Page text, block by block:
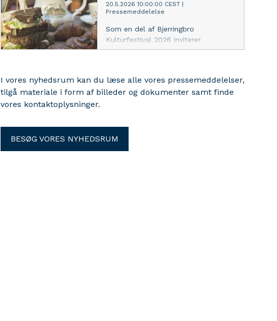
20.5.2026 10:00:00 CEST
Pressemeddelelse
Som en del af Bjerringbro
Kulturfestival 2026 inviterer
Bjerringbro Bibliotek til britisk hygge
og kreativ hygge for familier i
aktivitetsvognen Trille mandag,
I vores nyhedsrum kan du læse alle vores pressemeddelelser,
tilgå materiale i form af billeder og dokumenter samt finde
vores kontaktoplysninger.
BESØG VORES NYHEDSRUM